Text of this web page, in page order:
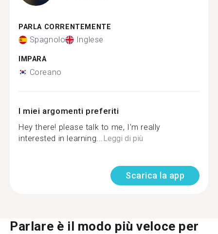
PARLA CORRENTEMENTE
Spagnolo Inglese
IMPARA
Coreano
I miei argomenti preferiti
Hey there! please talk to me, I’m really
interested in learning... Leggi di più
Scarica la app
Parlare è il modo più veloce per